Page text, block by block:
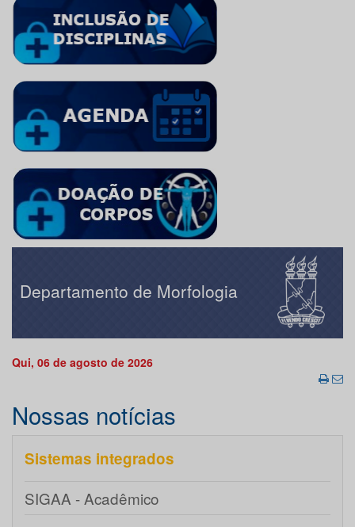
Departamento de Morfologia
Qui, 06 de agosto de 2026
Nossas notícias
Sistemas integrados
SIGAA - Acadêmico